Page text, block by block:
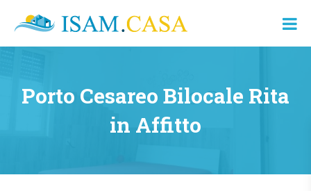
ISAM.CASA
Dove
Cerco
Porto Cesareo Bilocale Rita
in Affitto